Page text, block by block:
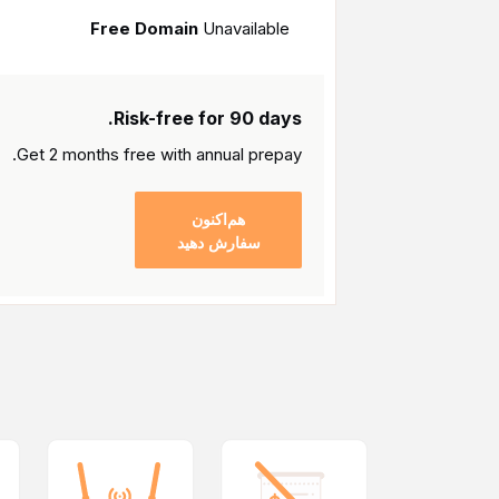
Free Domain Unavailable
Risk-free for 90 days.
Get 2 months free with annual prepay.
هم‌اکنون
سفارش دهید